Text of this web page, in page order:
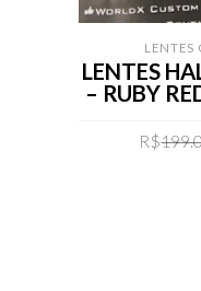
LENTES
LENTES
– RUBY
R$